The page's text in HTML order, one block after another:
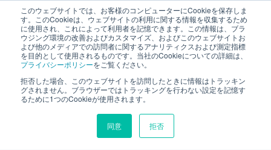
このウェブサイトでは、お客様のコンピューターにCookieを保存しま
す。このCookieは、ウェブサイトの利用に関する情報を収集するため
に使用され、これによって利用者を記憶できます。この情報は、ブラ
ウジング環境の改善およびカスタマイズ、およびこのウェブサイトお
よび他のメディアでの訪問者に関するアナリティクスおよび測定指標
を目的として使用されるものです。当社のCookieについての詳細は、
プライバシーポリシーをご覧ください。
拒否した場合、このウェブサイトを訪問したときに情報はトラッキン
グされません。ブラウザーではトラッキングを行わない設定を記憶す
るために1つのCookieが使用されます。
同意 拒否
TimeTracker RX Web API ヘルプ
リファレンス workitem
workItems
このページの見出し
実績工数のエクスポート